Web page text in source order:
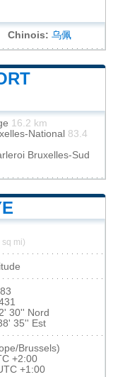
Chinois: 乌佩
16.2 km
National 83.4
Bruxelles-Sud
sq mi)
30'' Nord
35'' Est
Brussels)
+2:00
+1:00